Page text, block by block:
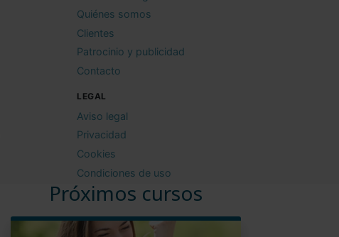
Próximos cursos
Quiénes somos
Clientes
Patrocinio y publicidad
Contacto
LEGAL
Aviso legal
Privacidad
Cookies
Condiciones de uso